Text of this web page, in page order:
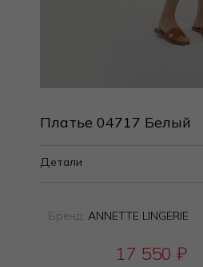
Платье 04717 Белый
Детали
Бренд: ANNETTE LINGERIE
17 550 ₽